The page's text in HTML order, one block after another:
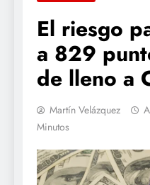
El riesgo
a 829
de lleno a
Martín Velázquez
Minutos